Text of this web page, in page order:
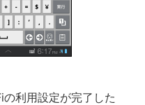
の利用設定が完了した